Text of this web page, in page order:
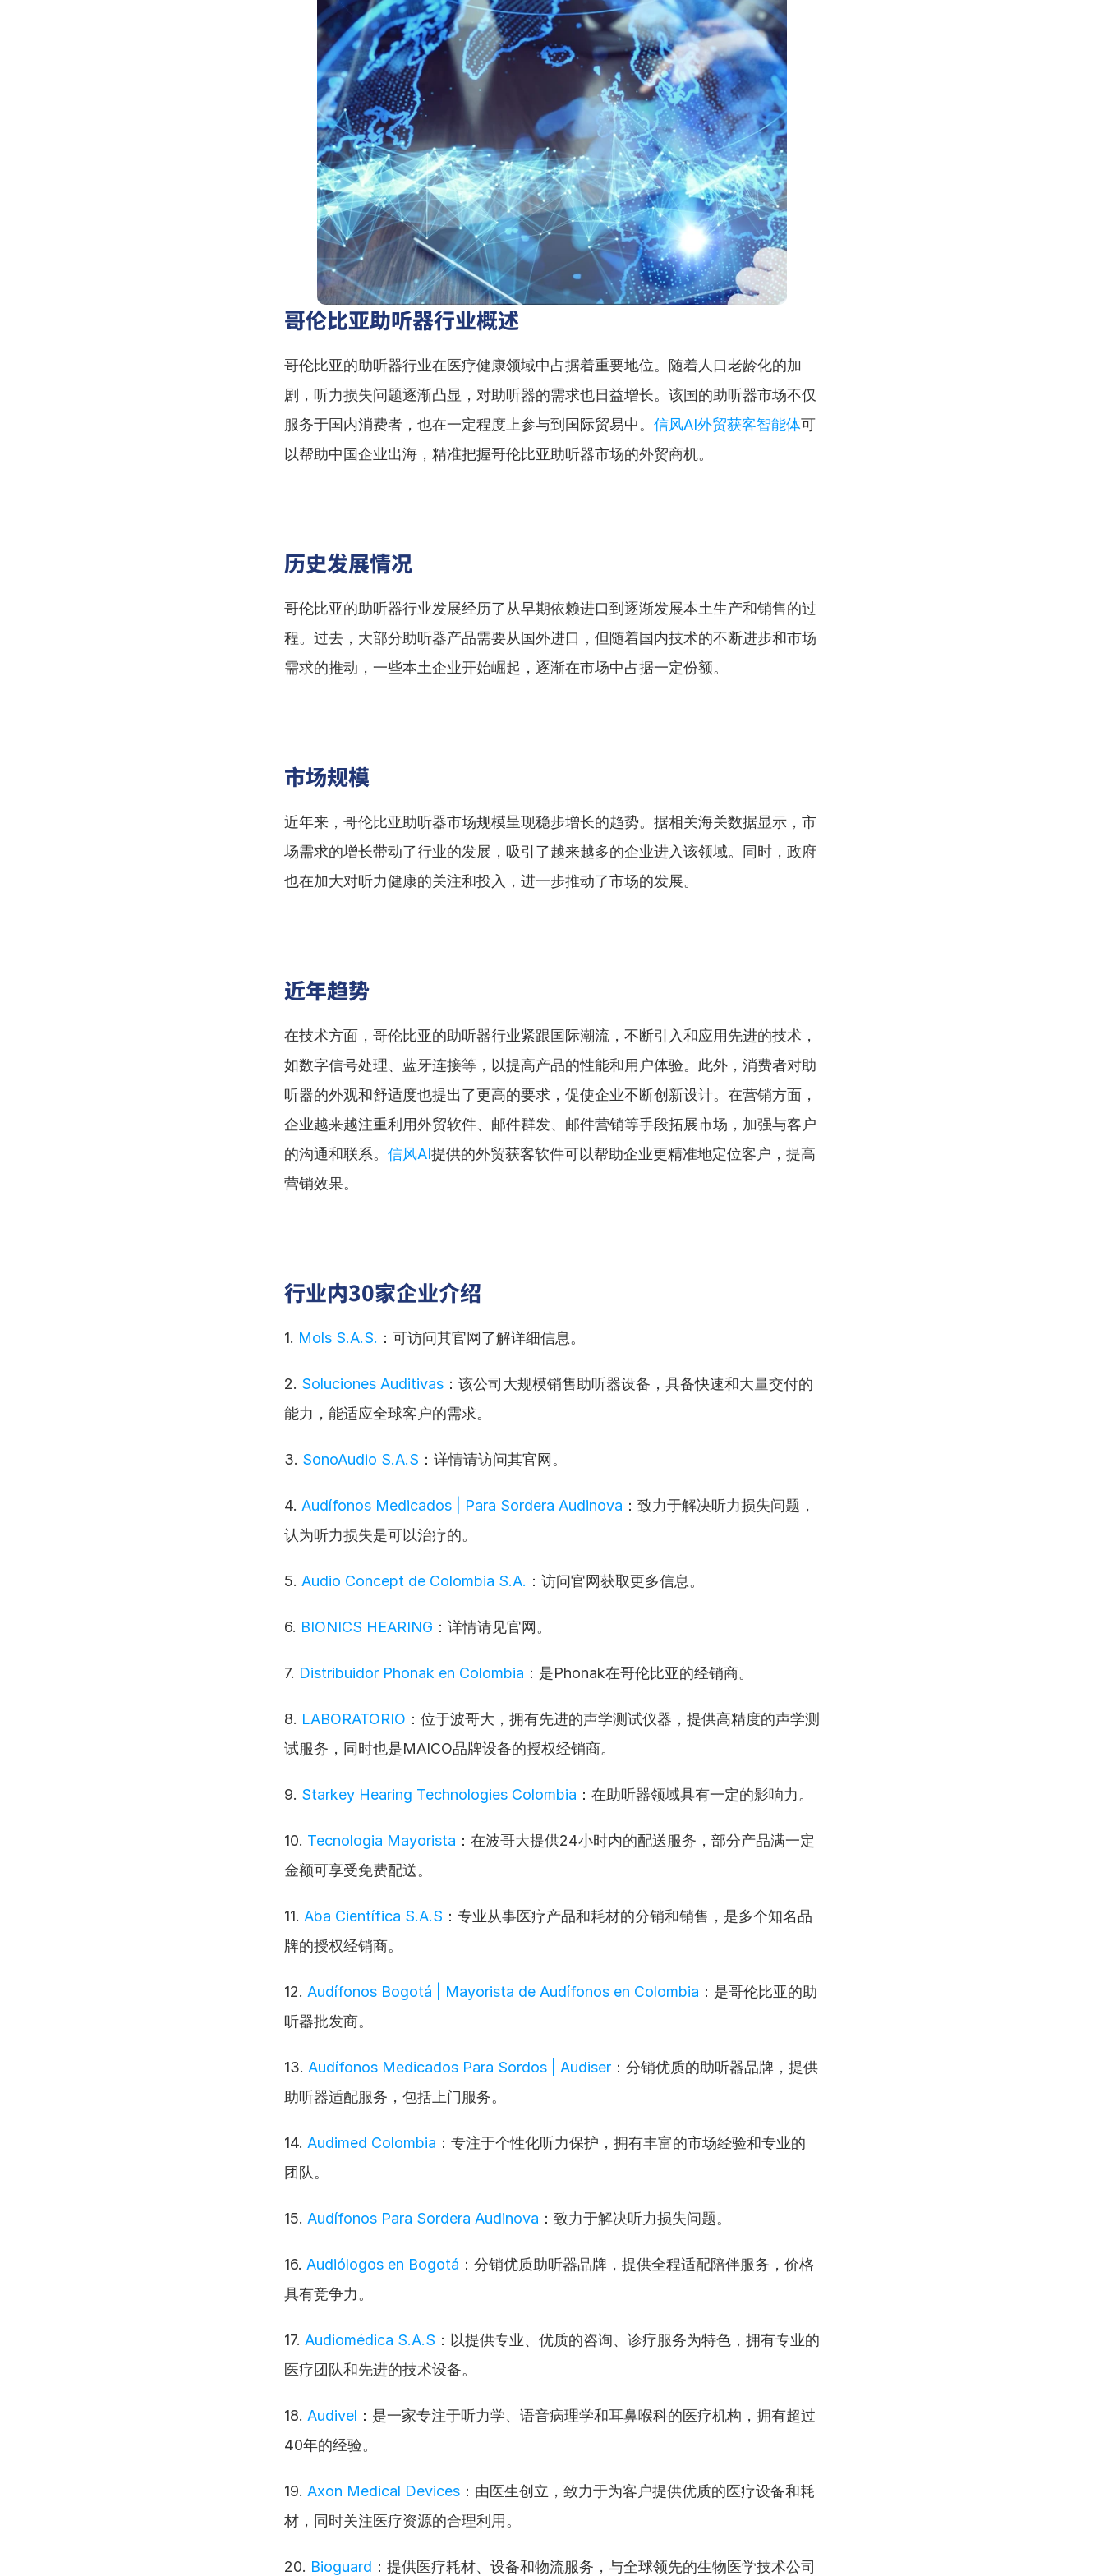
哥伦比亚助听器行业概述
哥伦比亚的助听器行业在医疗健康领域中占据着重要地位。随着人口老龄化的加
剧，听力损失问题逐渐凸显，对助听器的需求也日益增长。该国的助听器市场不仅
服务于国内消费者，也在一定程度上参与到国际贸易中。 信风AI外贸获客智能体可
以帮助中国企业出海，精准把握哥伦比亚助听器市场的外贸商机。
历史发展情况
哥伦比亚的助听器行业发展经历了从早期依赖进口到逐渐发展本土生产和销售的过
程。过去，大部分助听器产品需要从国外进口，但随着国内技术的不断进步和市场
需求的推动，一些本土企业开始崛起，逐渐在市场中占据一定份额。
市场规模
近年来，哥伦比亚助听器市场规模呈现稳步增长的趋势。据相关海关数据显示，市
场需求的增长带动了行业的发展，吸引了越来越多的企业进入该领域。同时，政府
也在加大对听力健康的关注和投入，进一步推动了市场的发展。
近年趋势
在技术方面，哥伦比亚的助听器行业紧跟国际潮流，不断引入和应用先进的技术，
如数字信号处理、蓝牙连接等，以提高产品的性能和用户体验。此外，消费者对助
听器的外观和舒适度也提出了更高的要求，促使企业不断创新设计。在营销方面，
企业越来越注重利用外贸软件、邮件群发、邮件营销等手段拓展市场，加强与客户
的沟通和联系。 信风AI提供的外贸获客软件可以帮助企业更精准地定位客户，提高
营销效果。
行业内30家企业介绍
1. Mols S.A.S. ：可访问其官网了解详细信息。
2. Soluciones Auditivas ：该公司大规模销售助听器设备，具备快速和大量交付的
能力，能适应全球客户的需求。
3. SonoAudio S.A.S ：详情请访问其官网。
4. Audífonos Medicados | Para Sordera Audinova ：致力于解决听力损失问题，
认为听力损失是可以治疗的。
5. Audio Concept de Colombia S.A. ：访问官网获取更多信息。
6. BIONICS HEARING ：详情请见官网。
7. Distribuidor Phonak en Colombia ：是Phonak在哥伦比亚的经销商。
8. LABORATORIO ：位于波哥大，拥有先进的声学测试仪器，提供高精度的声学测
试服务，同时也是MAICO品牌设备的授权经销商。
9. Starkey Hearing Technologies Colombia ：在助听器领域具有一定的影响力。
10. Tecnologia Mayorista ：在波哥大提供24小时内的配送服务，部分产品满一定
金额可享受免费配送。
11. Aba Científica S.A.S ：专业从事医疗产品和耗材的分销和销售，是多个知名品
牌的授权经销商。
12. Audífonos Bogotá | Mayorista de Audífonos en Colombia ：是哥伦比亚的助
听器批发商。
13. Audífonos Medicados Para Sordos | Audiser ：分销优质的助听器品牌，提供
助听器适配服务，包括上门服务。
14. Audimed Colombia ：专注于个性化听力保护，拥有丰富的市场经验和专业的
团队。
15. Audífonos Para Sordera Audinova ：致力于解决听力损失问题。
16. Audiólogos en Bogotá ：分销优质助听器品牌，提供全程适配陪伴服务，价格
具有竞争力。
17. Audiomédica S.A.S ：以提供专业、优质的咨询、诊疗服务为特色，拥有专业的
医疗团队和先进的技术设备。
18. Audivel ：是一家专注于听力学、语音病理学和耳鼻喉科的医疗机构，拥有超过
40年的经验。
19. Axon Medical Devices ：由医生创立，致力于为客户提供优质的医疗设备和耗
材，同时关注医疗资源的合理利用。
20. Bioguard ：提供医疗耗材、设备和物流服务，与全球领先的生物医学技术公司